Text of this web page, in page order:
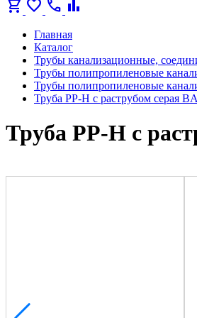
shopping_cart favorite call bar_chart
Главная
Каталог
Трубы канализационные,
Трубы полипропиленовые
Трубы полипропиленовые
Труба PP-H с раструбом серая
Труба PP-H с